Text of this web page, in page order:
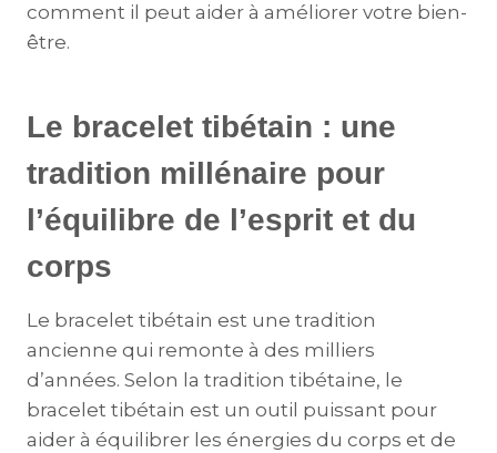
comment il peut aider à améliorer votre bien-
être.
Le bracelet tibétain : une
tradition millénaire pour
l’équilibre de l’esprit et du
corps
Le bracelet tibétain est une tradition
ancienne qui remonte à des milliers
d’années. Selon la tradition tibétaine, le
bracelet tibétain est un outil puissant pour
aider à équilibrer les énergies du corps et de